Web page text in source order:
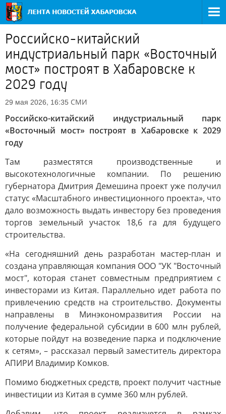
Российско-китайский
индустриальный парк «Восточный
мост» построят в Хабаровске к
2029 году
29 мая 2026, 16:35 СМИ
Российско-китайский индустриальный парк
«Восточный мост» построят в Хабаровске к 2029
году
Там разместятся производственные и
высокотехнологичные компании. По решению
губернатора Дмитрия Демешина проект уже получил
статус «Масштабного инвестиционного проекта», что
дало возможность выдать инвестору без проведения
торгов земельный участок 18,6 га для будущего
строительства.
«На сегодняшний день разработан мастер-план и
создана управляющая компания ООО "УК "Восточный
мост", которая станет совместным предприятием с
инвесторами из Китая. Параллельно идет работа по
привлечению средств на строительство. Документы
направлены в Минэкономразвития России на
получение федеральной субсидии в 600 млн рублей,
которые пойдут на возведение парка и подключение
к сетям», – рассказал первый заместитель директора
АПИРИ Владимир Комков.
Помимо бюджетных средств, проект получит частные
инвестиции из Китая в сумме 360 млн рублей.